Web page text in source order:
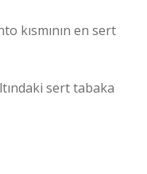
kısmının en sert
sert tabaka